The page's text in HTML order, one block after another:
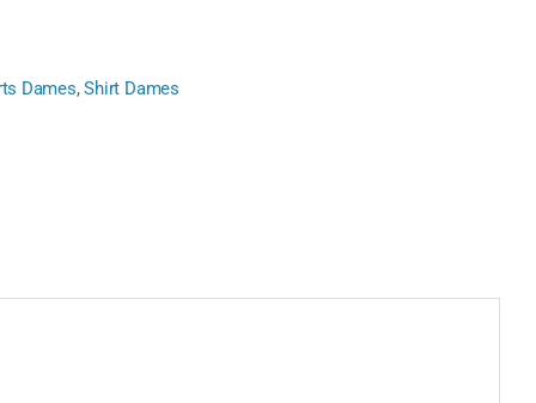
Dames,Shirt Dames